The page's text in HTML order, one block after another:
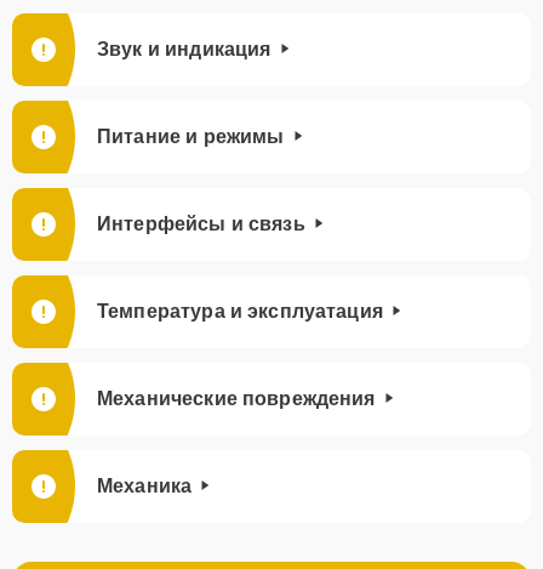
Звук и индикация
Питание и режимы
Интерфейсы и связь
Температура и эксплуатация
Механические повреждения
Механика